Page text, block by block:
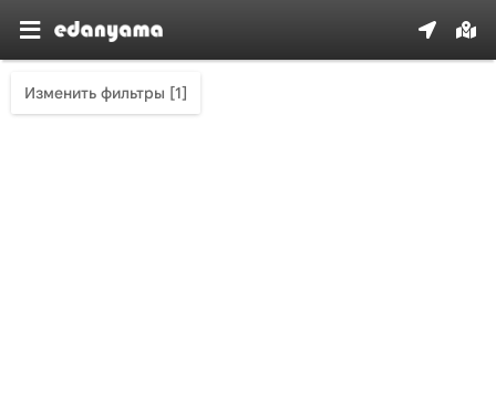
Изменить фильтры [1]